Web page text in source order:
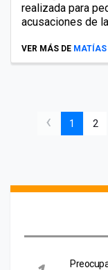
realizada para
acusaciones de
VER MÁS DE
‹ 1 2